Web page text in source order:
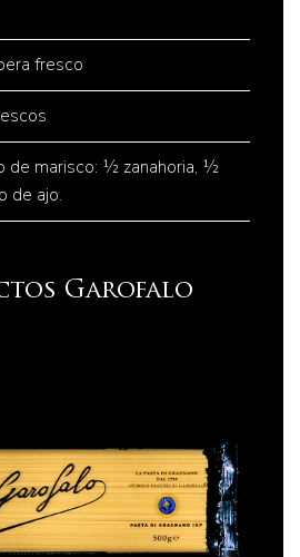
fresco
de marisco: ½ zanahoria, ½
de ajo.
Garofalo